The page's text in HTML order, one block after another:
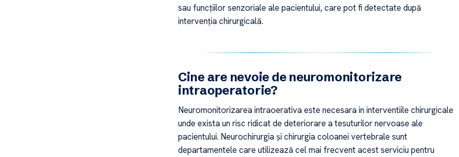
sau funcțiilor senzoriale ale pacientului, care pot fi detectate după
intervenția chirurgicală.
Cine are nevoie de neuromonitorizare
intraoperatorie?
Neuromonitorizarea intraoerativa este necesara in interventiile chirurgicale
unde exista un risc ridicat de deteriorare a tesuturilor nervoase ale
pacientului. Neurochirurgia și chirurgia coloanei vertebrale sunt
departamentele care utilizează cel mai frecvent acest serviciu pentru